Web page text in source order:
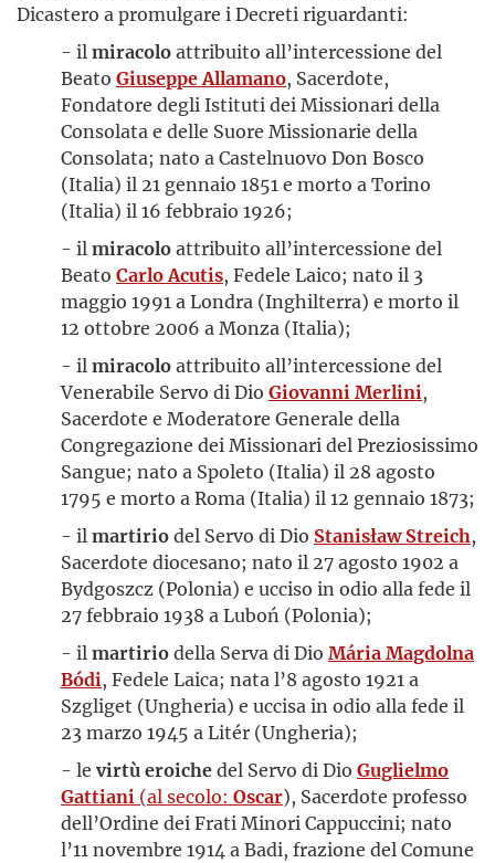
Dicastero a promulgare i Decreti riguardanti:
- il miracoloattribuito all’intercessione del
Beato Giuseppe Allamano, Sacerdote,
Fondatore degli Istituti dei Missionari della
Consolata e delle Suore Missionarie della
Consolata; nato a Castelnuovo Don Bosco
(Italia) il 21 gennaio 1851 e morto a Torino
(Italia) il 16 febbraio 1926;
- il miracoloattribuito all’intercessione del
Beato Carlo Acutis, Fedele Laico; nato il 3
maggio 1991 a Londra (Inghilterra) e morto il
12 ottobre 2006 a Monza (Italia);
- il miracoloattribuito all’intercessione del
Venerabile Servo di Dio Giovanni Merlini,
Sacerdote e Moderatore Generale della
Congregazione dei Missionari del Preziosissimo
Sangue; nato a Spoleto (Italia) il 28 agosto
1795 e morto a Roma (Italia) il 12 gennaio 1873;
- il martiriodel Servo di Dio Stanisław Streich,
Sacerdote diocesano; nato il 27 agosto 1902 a
Bydgoszcz (Polonia) e ucciso in odio alla fede il
27 febbraio 1938 a Luboń (Polonia);
- il martiriodella Serva di Dio Mária Magdolna
Bódi, Fedele Laica; nata l’8 agosto 1921 a
Szgliget (Ungheria) e uccisa in odio alla fede il
23 marzo 1945 a Litér (Ungheria);
- le virtù eroichedel Servo di Dio Guglielmo
Gattiani (al secolo: Oscar), Sacerdote professo
dell’Ordine dei Frati Minori Cappuccini; nato
l’11 novembre 1914 a Badi, frazione del Comune